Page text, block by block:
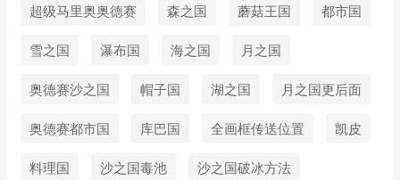
超级马里奥奥德赛 森之国 蘑菇王国 都市国
雪之国 瀑布国 海之国 月之国
奥德赛沙之国 帽子国 湖之国 月之国更后面
奥德赛都市国 库巴国 全画框传送位置 凯皮
料理国 沙之国毒池 沙之国破冰方法